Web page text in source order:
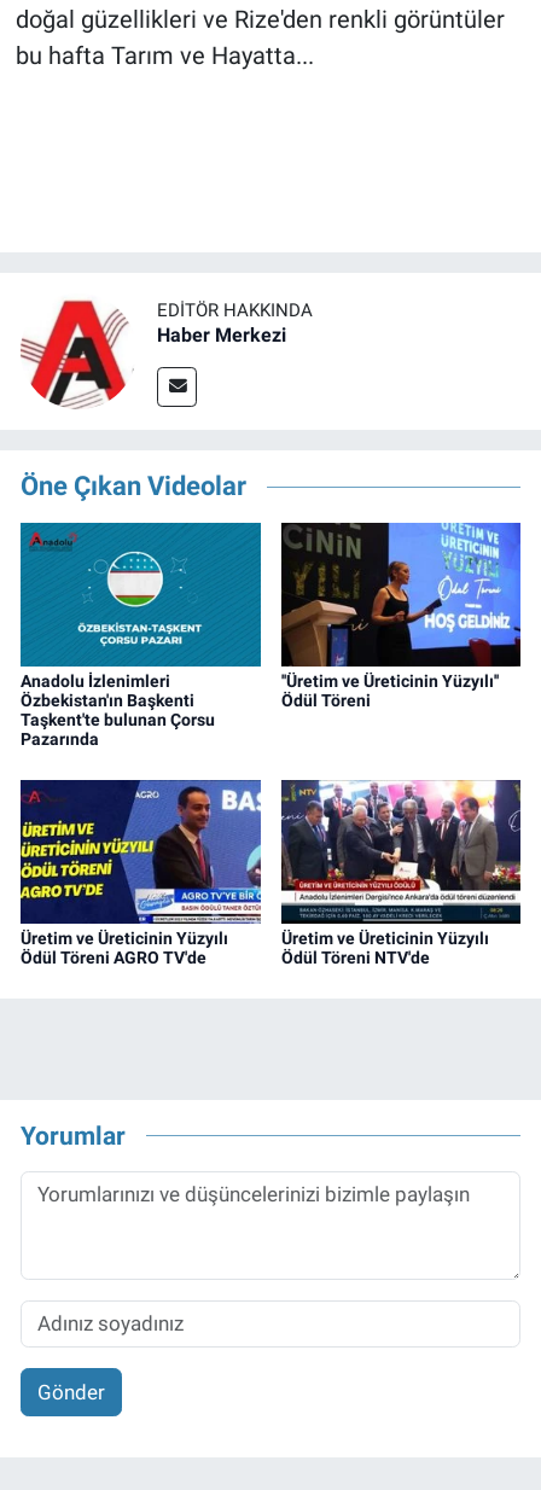
doğal güzellikleri ve Rize'den renkli görüntüler
bu hafta Tarım ve Hayatta...
EDITÖR HAKKINDA
Haber Merkezi
Öne Çıkan Videolar
Anadolu İzlenimleri
Özbekistan'ın Başkenti
Taşkent'te bulunan Çorsu
Pazarında
''Üretim ve Üreticinin Yüzyılı''
Ödül Töreni
Üretim ve Üreticinin Yüzyılı
Ödül Töreni AGRO TV'de
Üretim ve Üreticinin Yüzyılı
Ödül Töreni NTV'de
Yorumlar
Gönder